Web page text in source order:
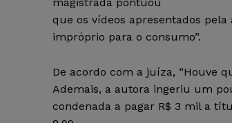
que os vídeos apresentados
impróprio para o consumo”.
De acordo com a juíza, “Houve
Ademais, a autora ingeriu um
condenada a pagar R$ 3 mil a